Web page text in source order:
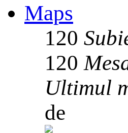
Maps
120
120
Ultimul
de